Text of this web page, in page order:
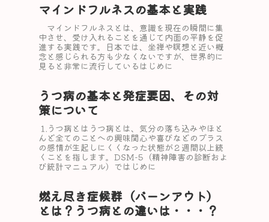
マインドフルネスの基本と実践
マインドフルネスとは、意識を現在の瞬間に集
中させ、受け入れることを通じて内面の平静を促
進する実践です。日本では、坐禅や瞑想と近い概
念と感じられる方も少なくないですが、世界的に
見ると非常に流行しているはじめに
うつ病の基本と発症要因、その対
策について
⒈うつ病とはうつ病とは、気分の落ち込みやほと
んど全てのことへの興味関心や喜びなどのプラス
の感情が生起しにくくなった状態が２週間以上続
くことを指します。DSM-5（精神障害の診断およ
び統計マニュアル）ではじめに
燃え尽き症候群（バーンアウト）
とは？うつ病との違いは・・・？